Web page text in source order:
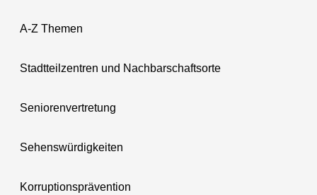
A-Z Themen
Stadtteilzentren und Nachbarschaftsorte
Seniorenvertretung
Sehenswürdigkeiten
Korruptionsprävention